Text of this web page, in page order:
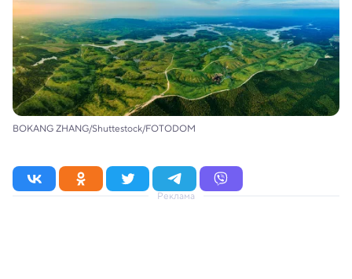
BOKANG ZHANG/Shuttestock/FOTODOM
Реклама